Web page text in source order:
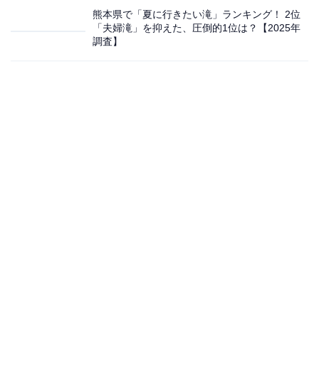
熊本県で「夏に行きたい滝」ランキング！ 2位
「夫婦滝」を抑えた、圧倒的1位は？【2025年
調査】